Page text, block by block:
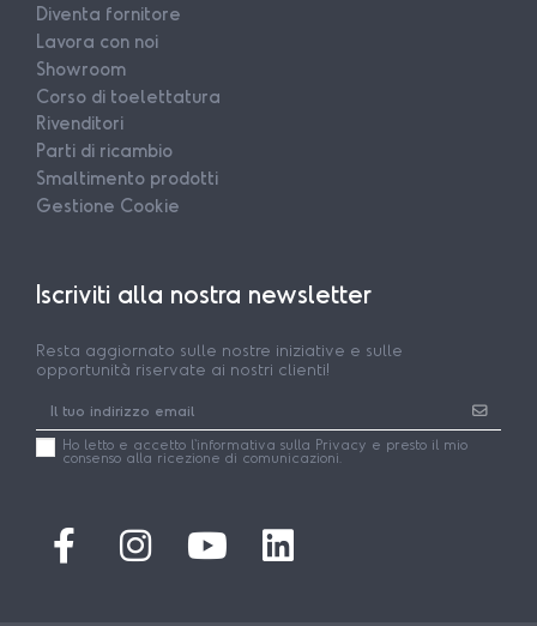
Diventa fornitore
Lavora con noi
Showroom
Corso di toelettatura
Rivenditori
Parti di ricambio
Smaltimento prodotti
Gestione Cookie
Iscriviti alla nostra newsletter
Resta aggiornato sulle nostre iniziative e sulle
opportunità riservate ai nostri clienti!
Ho letto e accetto l'informativa sulla Privacy e presto il mio
consenso alla ricezione di comunicazioni.